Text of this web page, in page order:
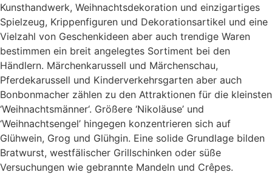
Kunsthandwerk, Weihnachtsdekoration und einzigartiges
Spielzeug, Krippenfiguren und Dekorationsartikel und eine
Vielzahl von Geschenkideen aber auch trendige Waren
bestimmen ein breit angelegtes Sortiment bei den
Händlern. Märchenkarussell und Märchenschau,
Pferdekarussell und Kinderverkehrsgarten aber auch
Bonbonmacher zählen zu den Attraktionen für die kleinsten
‘Weihnachtsmänner‘. Größere ‘Nikoläuse’ und
‘Weihnachtsengel’ hingegen konzentrieren sich auf
Glühwein, Grog und Glühgin. Eine solide Grundlage bilden
Bratwurst, westfälischer Grillschinken oder süße
Versuchungen wie gebrannte Mandeln und Crêpes.